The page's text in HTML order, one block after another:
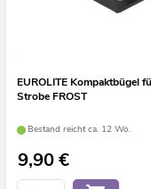
EUROLITE Kompaktbügel
Strobe FROST
Bestand reicht ca. 12 Wo.
9,90€